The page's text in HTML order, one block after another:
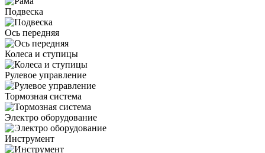
Подвеска
Ось передняя
Колеса и ступицы
Рулевое управление
Тормозная система
Электро оборудование
Инструмент